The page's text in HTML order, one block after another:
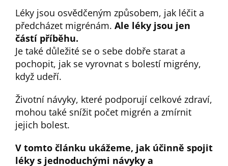
Léky jsou osvědčeným způsobem, jak léčit a
předcházet migrénám. Ale léky jsou jen
částí příběhu.
Je také důležité se o sebe dobře starat a
pochopit, jak se vyrovnat s bolestí migrény,
když udeří.
Životní návyky, které podporují celkové zdraví,
mohou také snížit počet migrén a zmírnit
jejich bolest.
V tomto článku ukážeme, jak účinně spojit
léky s jednoduchými návyky a